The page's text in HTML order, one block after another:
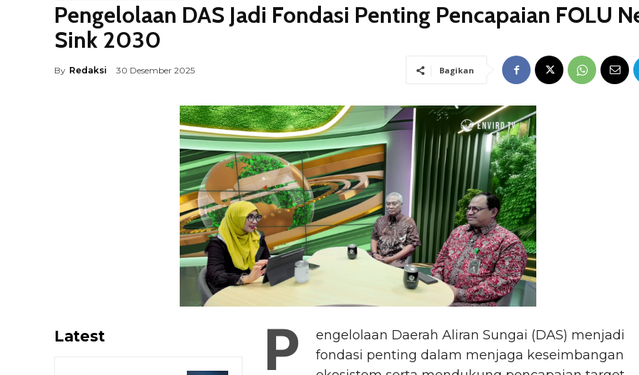
Pengelolaan DAS Jadi Fondasi Penting Pencapaian FOLU
Sink 2030
By Redaksi 30 Desember 2025 Bagikan
Latest P
engelolaan Daerah Aliran Sungai (DAS) menjadi
fondasi penting dalam menjaga keseimbangan